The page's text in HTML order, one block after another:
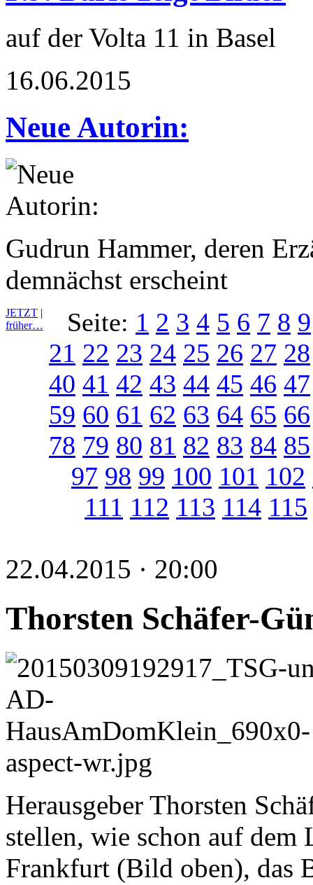
auf der Volta 11 in Basel
16.06.2015
Neue Autorin:
Gudrun Hammer, deren
demnächst erscheint
JETZT |
früher…
Seite: 1 2 3 4 5 6 7 8 9
21 22 23 24 25 26 27 28
40 41 42 43 44 45 46 47
59 60 61 62 63 64 65 66
78 79 80 81 82 83 84 85
97 98 99 100 101 102
111 112 113 114 115
22.04.2015 · 20:00
Thorsten Schäfer-
Herausgeber Thorsten
stellen, wie schon auf dem
Frankfurt (Bild oben), das